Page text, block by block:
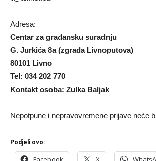
Adresa:
Centar za građansku suradnju
G. Jurkića 8a (zgrada Livnoputova)
80101 Livno
Tel: 034 202 770
Kontakt osoba: Zulka Baljak
Nepotpune i nepravovremene prijave neće
Podjeli ovo: